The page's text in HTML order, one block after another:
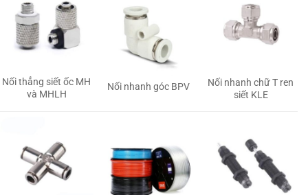
Nối thẳng siết ốc MH
và MHLH
Nối nhanh góc BPV
Nối nhanh chữ T ren
siết KLE